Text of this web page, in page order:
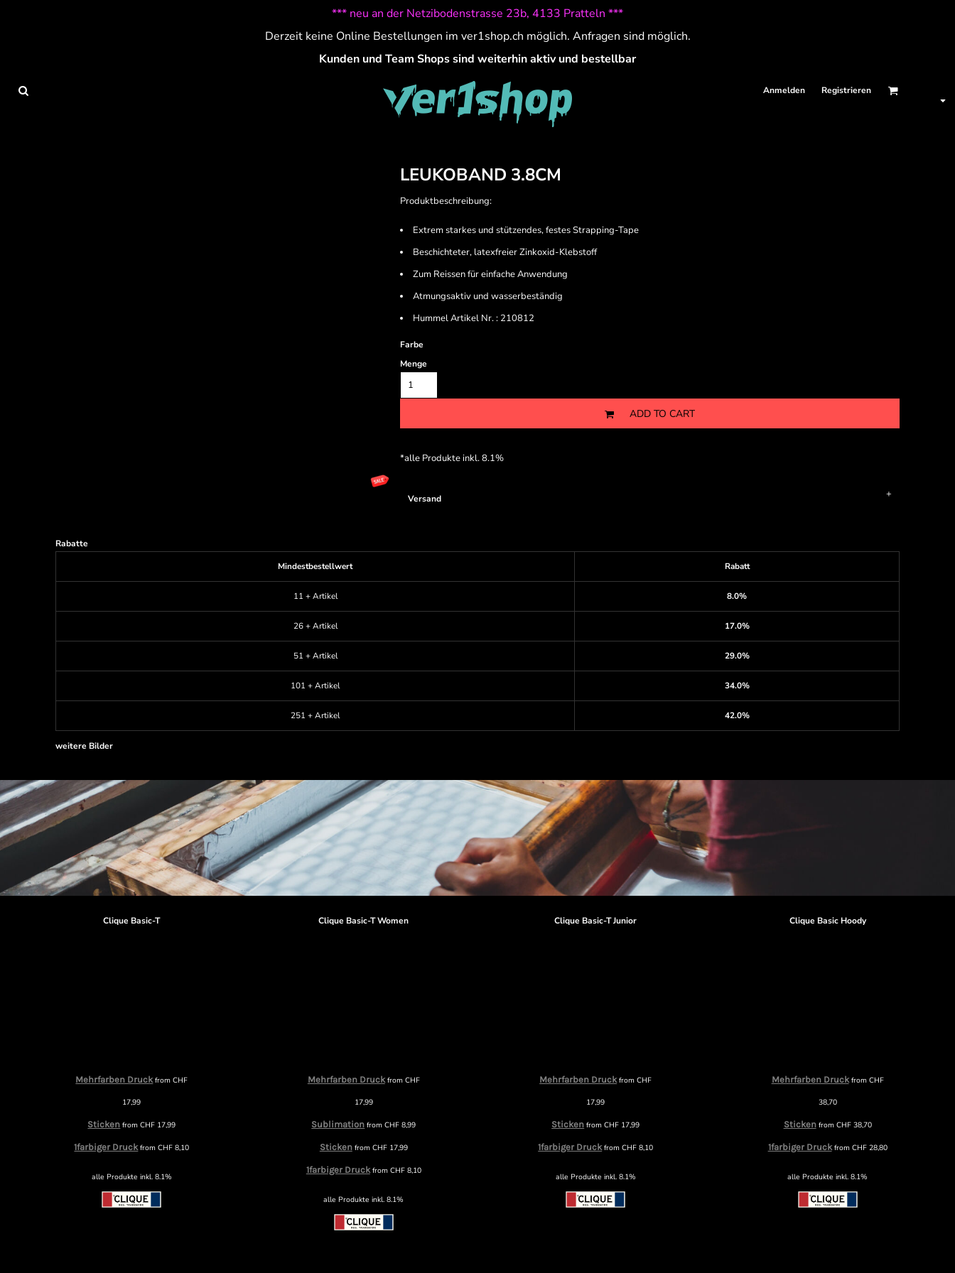
*** neu an der Netzibodenstrasse 23b, 4133 Pratteln ***
Derzeit keine Online Bestellungen im ver1shop.ch möglich. Anfragen sind möglich.
Kunden und Team Shops sind weiterhin aktiv und bestellbar
Anmelden Registrieren
LEUKOBAND 3.8CM
Produktbeschreibung:
Extrem starkes und stützendes, festes Strapping-Tape
Beschichteter, latexfreier Zinkoxid-Klebstoff
Zum Reissen für einfache Anwendung
Atmungsaktiv und wasserbeständig
Hummel Artikel Nr. : 210812
Farbe
Menge
ADD TO CART
*alle Produkte inkl. 8.1%
Versand
Rabatte
Mindestbestellwert
Rabatt
11 + Artikel 8.0%
26 + Artikel 17.0%
51 + Artikel 29.0%
101 + Artikel 34.0%
251 + Artikel 42.0%
weitere Bilder
Clique Basic-T
Mehrfarben DruckfromCHF
17,99
Sticken fromCHF 17,99
1farbiger DruckfromCHF 8,10
alle Produkte inkl. 8.1%
Clique Basic-T Women
Mehrfarben Druckfrom CHF
17,99
Sublimation fromCHF 8,99
Stickenfrom CHF17,99
1farbiger Druckfrom CHF8,10
alle Produkte inkl. 8.1%
Clique Basic-T Junior
Mehrfarben DruckfromCHF
17,99
Sticken fromCHF 17,99
1farbiger DruckfromCHF 8,10
alle Produkte inkl. 8.1%
Clique Basic Hoody
Mehrfarben Druckfrom CHF
38,70
Stickenfrom CHF38,70
1farbiger Druckfrom CHF28,80
alle Produkte inkl. 8.1%
Currency: